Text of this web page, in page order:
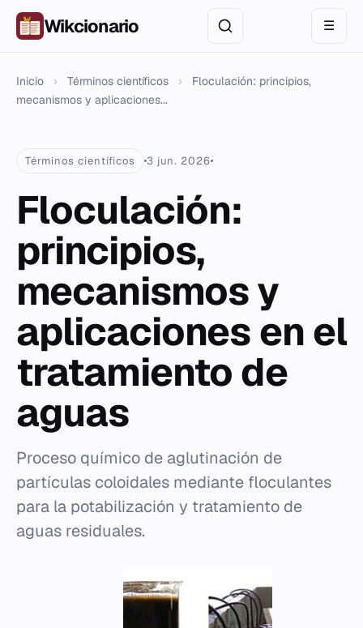
Wikcionario ☰
Inicio › Términos científicos ›
Floculación: principios,
mecanismos y aplicaciones...
Términos científicos 3 jun. 2026
Floculación:
principios,
mecanismos y
aplicaciones en el
tratamiento de
aguas
Proceso químico de aglutinación de
partículas coloidales mediante floculantes
para la potabilización y tratamiento de
aguas residuales.